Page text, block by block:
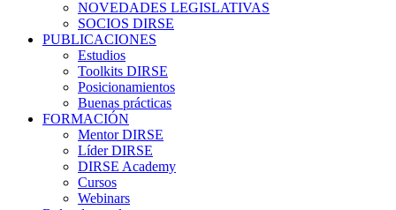
NOVEDADES LEGISLATIVAS
SOCIOS DIRSE
PUBLICACIONES
Estudios
Toolkits DIRSE
Posicionamientos
Buenas prácticas
FORMACIÓN
Mentor DIRSE
Líder DIRSE
DIRSE Academy
Cursos
Webinars